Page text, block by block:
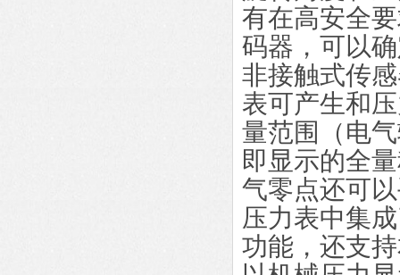
有在高安全
码器，可以
非接触式传
表可产生和
量范围（电
即显示的全
气零点还可
压力表中集
功能，还支